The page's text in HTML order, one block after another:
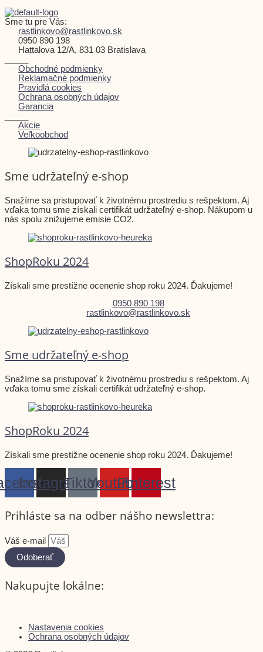
Sme tu pre Vás:
rastlinkovo@rastlinkovo.sk
0950 890 198
Hattalova 12/A, 831 03 Bratislava
Obchodné podmienky
Reklamačné podmienky
Pravidlá cookies
Ochrana osobných údajov
Garancia
Akcie
Veľkoobchod
Sme udržateľný e-shop
Snažíme sa pristupovať k životnému prostrediu s rešpektom. Aj
vďaka tomu sme získali certifikát udržateľný e-shop. Nákupom u
nás spolu znižujeme emisie CO2.
ShopRoku 2024
Získali sme prestížne ocenenie shop roku 2024. Ďakujeme!
0950 890 198
rastlinkovo@rastlinkovo.sk
Sme udržateľný e-shop
Snažíme sa pristupovať k životnému prostrediu s rešpektom. Aj
vďaka tomu sme získali certifikát udržateľný e-shop.
ShopRoku 2024
Získali sme prestížne ocenenie shop roku 2024. Ďakujeme!
InstagramTiktokYoutubePinterest
Prihláste sa na odber nášho newslettra:
Váš e-mail
Odoberať
Nakupujte lokálne:
Nastavenia cookies
Ochrana osobných údajov